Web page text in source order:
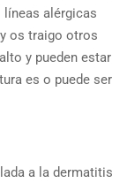
alérgicas
os traigo otros
y pueden estar
es o puede ser
a la dermatitis